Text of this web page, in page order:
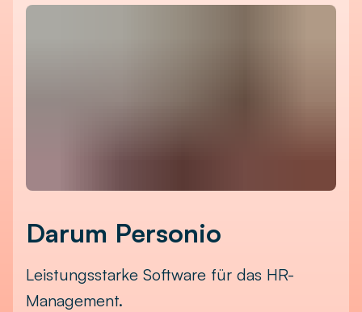
Darum Personio
Leistungsstarke Software für das HR-
Management.